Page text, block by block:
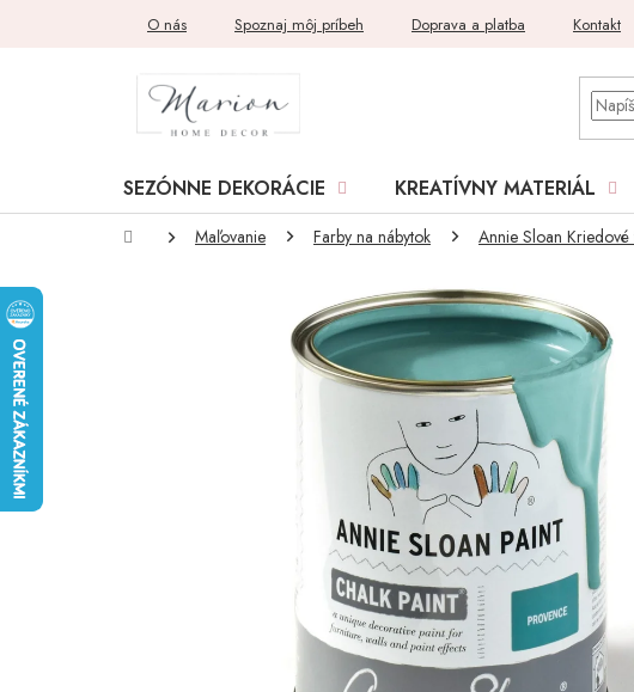
O nás Spoznaj môj príbeh Doprava a platba Kontakt
SEZÓNNE DEKORÁCIE KREATÍVNY MATERIÁL
DomovMaľovanie Farby na nábytok Annie Sloan